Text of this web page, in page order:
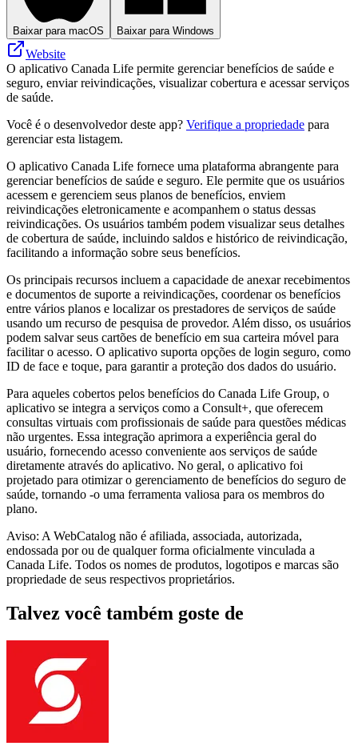
Baixar para macOS Baixar para Windows
Website
O aplicativo Canada Life permite gerenciar benefícios de saúde e
seguro, enviar reivindicações, visualizar cobertura e acessar serviços
de saúde.
Você é o desenvolvedor deste app? Verifique a propriedade para
gerenciar esta listagem.
O aplicativo Canada Life fornece uma plataforma abrangente para
gerenciar benefícios de saúde e seguro. Ele permite que os usuários
acessem e gerenciem seus planos de benefícios, enviem
reivindicações eletronicamente e acompanhem o status dessas
reivindicações. Os usuários também podem visualizar seus detalhes
de cobertura de saúde, incluindo saldos e histórico de reivindicação,
facilitando a informação sobre seus benefícios.
Os principais recursos incluem a capacidade de anexar recebimentos
e documentos de suporte a reivindicações, coordenar os benefícios
entre vários planos e localizar os prestadores de serviços de saúde
usando um recurso de pesquisa de provedor. Além disso, os usuários
podem salvar seus cartões de benefício em sua carteira móvel para
facilitar o acesso. O aplicativo suporta opções de login seguro, como
ID de face e toque, para garantir a proteção dos dados do usuário.
Para aqueles cobertos pelos benefícios do Canada Life Group, o
aplicativo se integra a serviços como a Consult+, que oferecem
consultas virtuais com profissionais de saúde para questões médicas
não urgentes. Essa integração aprimora a experiência geral do
usuário, fornecendo acesso conveniente aos serviços de saúde
diretamente através do aplicativo. No geral, o aplicativo foi
projetado para otimizar o gerenciamento de benefícios do seguro de
saúde, tornando -o uma ferramenta valiosa para os membros do
plano.
Aviso: A WebCatalog não é afiliada, associada, autorizada,
endossada por ou de qualquer forma oficialmente vinculada a
Canada Life. Todos os nomes de produtos, logotipos e marcas são
propriedade de seus respectivos proprietários.
Talvez você também goste de